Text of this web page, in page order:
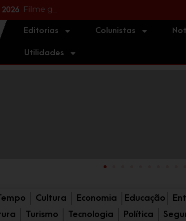
Filme gravado em Imbituba é selec
Editorias Colunistas
Utilidades
Cultura Economia Educação
Turismo Tecnologia Política